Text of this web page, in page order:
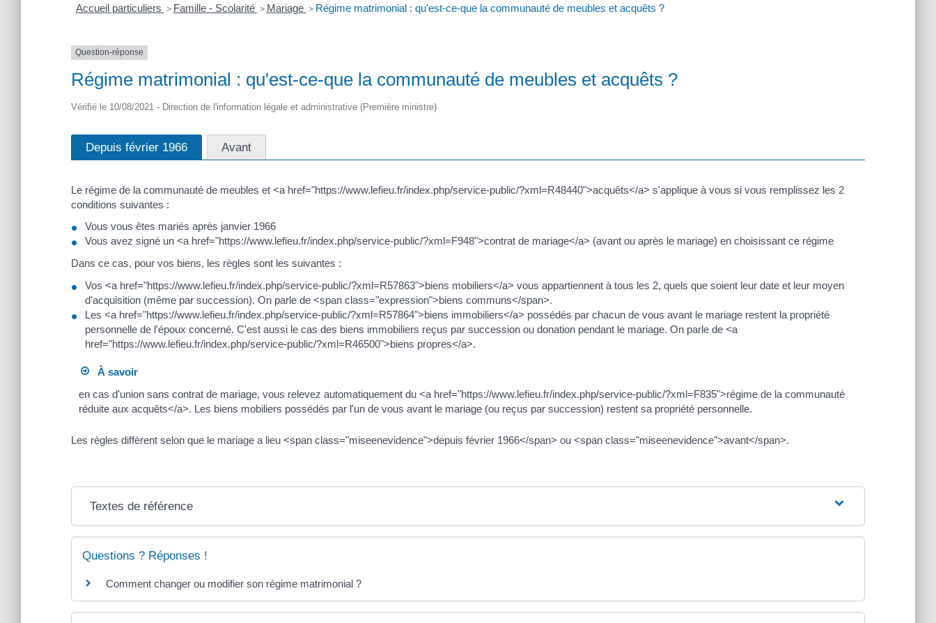
Accueil particuliers > Famille - Scolarité > Mariage > Régime matrimonial : qu'est-ce-que la communauté de meubles et acquêts ?
Question-réponse
Régime matrimonial : qu'est-ce-que la communauté de meubles et acquêts ?
Vérifié le 10/08/2021 - Direction de l'information légale et administrative (Première ministre)
Depuis février 1966 Avant
Le régime de la communauté de meubles et <a href="https://www.lefieu.fr/index.php/service-public/?xml=R48440">acquêts</a> s'applique à vous si vous remplissez les 2
conditions suivantes :
Vous vous êtes mariés après janvier 1966
Vous avez signé un <a href="https://www.lefieu.fr/index.php/service-public/?xml=F948">contrat de mariage</a> (avant ou après le mariage) en choisissant ce régime
Dans ce cas, pour vos biens, les règles sont les suivantes :
Vos <a href="https://www.lefieu.fr/index.php/service-public/?xml=R57863">biens mobiliers</a> vous appartiennent à tous les 2, quels que soient leur date et leur moyen
d'acquisition (même par succession). On parle de <span class="expression">biens communs</span>.
Les <a href="https://www.lefieu.fr/index.php/service-public/?xml=R57864">biens immobiliers</a> possédés par chacun de vous avant le mariage restent la propriété
personnelle de l'époux concerné. C'est aussi le cas des biens immobiliers reçus par succession ou donation pendant le mariage. On parle de <a
href="https://www.lefieu.fr/index.php/service-public/?xml=R46500">biens propres</a>.
À savoir
en cas d'union sans contrat de mariage, vous relevez automatiquement du <a href="https://www.lefieu.fr/index.php/service-public/?xml=F835">régime de la communauté
réduite aux acquêts</a>. Les biens mobiliers possédés par l'un de vous avant le mariage (ou reçus par succession) restent sa propriété personnelle.
Les règles diffèrent selon que le mariage a lieu <span class="miseenevidence">depuis février 1966</span> ou <span class="miseenevidence">avant</span>.
Textes de référence
Questions ? Réponses !
Comment changer ou modifier son régime matrimonial ?